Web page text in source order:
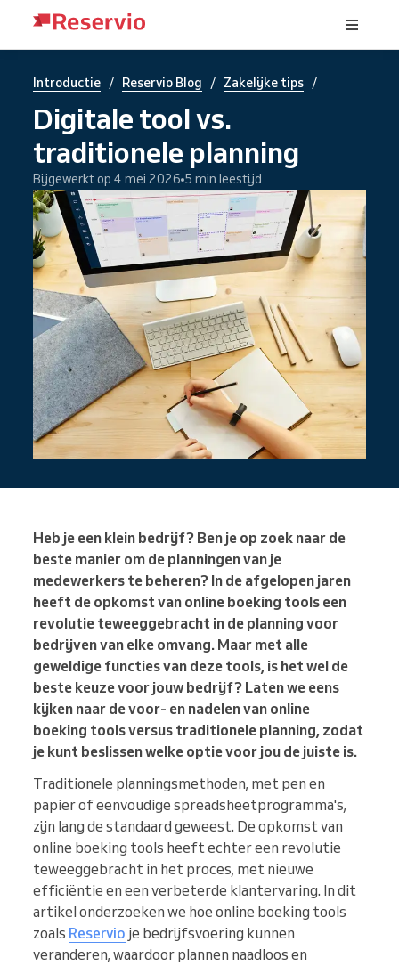
Introductie / Reservio Blog / Zakelijke tips /
Digitale tool vs.
traditionele planning
Bijgewerkt op 4 mei 2026 5 min leestijd
Heb je een klein bedrijf? Ben je op zoek naar de
beste manier om de planningen van je
medewerkers te beheren? In de afgelopen jaren
heeft de opkomst van online boeking tools een
revolutie teweeggebracht in de planning voor
bedrijven van elke omvang. Maar met alle
geweldige functies van deze tools, is het wel de
beste keuze voor jouw bedrijf? Laten we eens
kijken naar de voor- en nadelen van online
boeking tools versus traditionele planning, zodat
je kunt beslissen welke optie voor jou de juiste is.
Traditionele planningsmethoden, met pen en
papier of eenvoudige spreadsheetprogramma's,
zijn lang de standaard geweest. De opkomst van
online boeking tools heeft echter een revolutie
teweeggebracht in het proces, met nieuwe
efficiëntie en een verbeterde klantervaring. In dit
artikel onderzoeken we hoe online boeking tools
zoals Reservio je bedrijfsvoering kunnen
veranderen, waardoor plannen naadloos en